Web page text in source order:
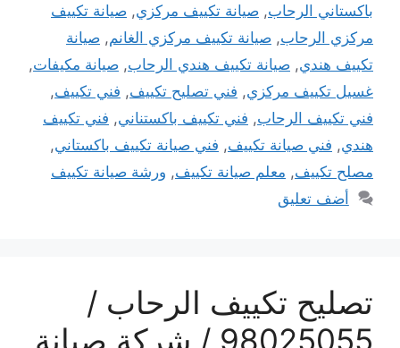
باكستاني الرحاب, صيانة تكييف مركزي, صيانة تكييف
مركزي الرحاب, صيانة تكييف مركزي الغانم, صيانة
تكييف هندي, صيانة تكييف هندي الرحاب, صيانة مكيفات,
غسيل تكييف مركزي, فني تصليح تكييف, فني تكييف,
فني تكييف الرحاب, فني تكييف باكستناني, فني تكييف
هندي, فني صيانة تكييف, فني صيانة تكييف باكستاني,
مصلح تكييف, معلم صيانة تكييف, ورشة صيانة تكييف
أضف تعليق
تصليح تكييف الرحاب /
98025055 / شركة صيانة